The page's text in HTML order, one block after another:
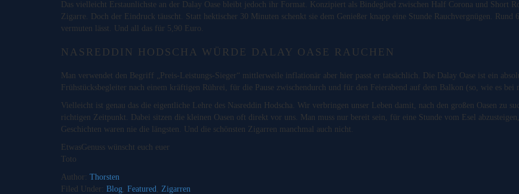
Das vielleicht Erstaunlichste an der Dalay Oase bleibt jedoch ihr Format. Konzipiert als Bindeglied zwischen Half Corona und Short
Zigarre. Doch der Eindruck täuscht. Statt hektischer 30 Minuten schenkt sie dem Genießer knapp eine Stunde Rauchvergnügen.
vermuten lässt. Und all das für 5,90 Euro.
NASREDDIN HODSCHA WÜRDE DALAY OASE RAUCHEN
Man verwendet den Begriff „Preis-Leistungs-Sieger“ mittlerweile inflationär aber hier passt er tatsächlich. Die Dalay Oase ist ein
Frühstücksbegleiter nach einem kräftigen Rührei, für die Pause zwischendurch und für den Feierabend auf dem Balkon (so, wie es bei
Vielleicht ist genau das die eigentliche Lehre des Nasreddin Hodscha. Wir verbringen unser Leben damit, nach den großen Oasen zu
richtigen Zeitpunkt. Dabei sitzen die kleinen Oasen oft direkt vor uns. Man muss nur bereit sein, für eine Stunde vom Esel
Geschichten waren nie die längsten. Und die schönsten Zigarren manchmal auch nicht.
EtwasGenuss wünscht euch euer
Toto
Author: Thorsten
Filed Under: Blog Featured
Zigarren